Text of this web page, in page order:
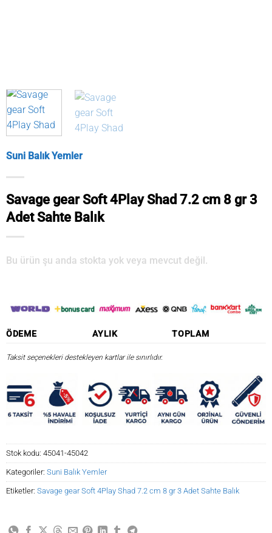
Suni Balık Yemler
Savage gear Soft 4Play Shad 7.2 cm 8 gr 3
Adet Sahte Balık
Bu ürün şu anda stokta yok veya mevcut değil.
ÖDEME AYLIK TOPLAM
Taksit seçenekleri destekleyen kartlar ile sınırlıdır.
Stok kodu: 45041-45042
Kategoriler: Suni Balık Yemler
Etiketler: Savage gear Soft 4Play Shad 7.2 cm 8 gr 3 Adet Sahte Balık